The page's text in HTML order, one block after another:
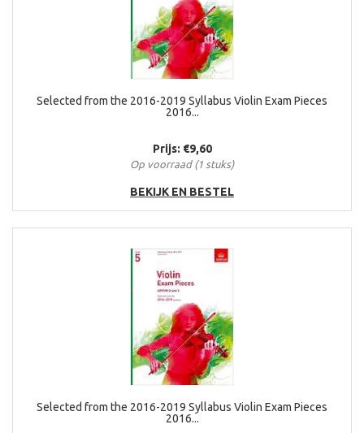
Selected from the 2016-2019 Syllabus Violin Exam Pieces
2016...
Prijs: €9,60
Op voorraad (1 stuks)
BEKIJK EN BESTEL
Selected from the 2016-2019 Syllabus Violin Exam Pieces
2016...